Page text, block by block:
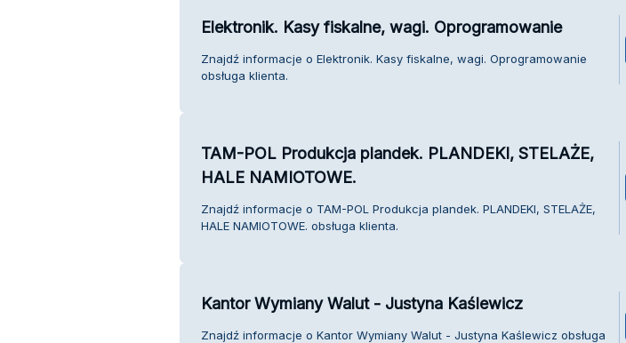
Elektronik. Kasy fiskalne, wagi. Oprogramowanie
Znajdź informacje o Elektronik. Kasy fiskalne, wagi. Oprogramowanie
obsługa klienta.
TAM-POL Produkcja plandek. PLANDEKI, STELAŻE,
HALE NAMIOTOWE.
Znajdź informacje o TAM-POL Produkcja plandek. PLANDEKI, STELAŻE,
HALE NAMIOTOWE. obsługa klienta.
Kantor Wymiany Walut - Justyna Kaślewicz
Znajdź informacje o Kantor Wymiany Walut - Justyna Kaślewicz obsługa